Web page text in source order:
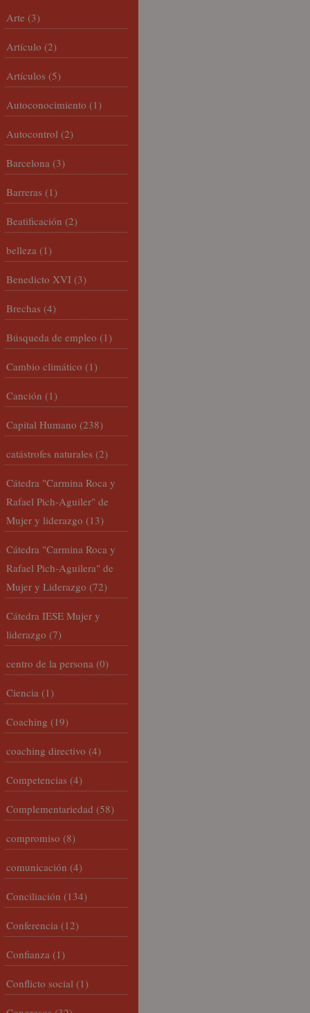
Arte (3)
Artículo (2)
Artículos (5)
Autoconocimiento (1)
Autocontrol (2)
Barcelona (3)
Barreras (1)
Beatificación (2)
belleza (1)
Benedicto XVI (3)
Brechas (4)
Búsqueda de empleo (1)
Cambio climático (1)
Canción (1)
Capital Humano (238)
catástrofes naturales (2)
Cátedra "Carmina Roca y
Rafael Pich-Aguiler" de
Mujer y liderazgo (13)
Cátedra "Carmina Roca y
Rafael Pich-Aguilera" de
Mujer y Liderazgo (72)
Cátedra IESE Mujer y
liderazgo (7)
centro de la persona (0)
Ciencia (1)
Coaching (19)
coaching directivo (4)
Competencias (4)
Complementariedad (58)
compromiso (8)
comunicación (4)
Conciliación (134)
Conferencia (12)
Confianza (1)
Conflicto social (1)